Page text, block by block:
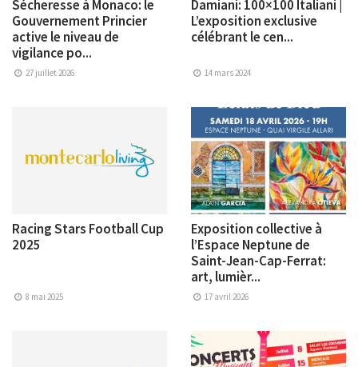
Sécheresse à Monaco: le
Gouvernement Princier
active le niveau de
vigilance po...
27 juillet 2026
Damiani: 100×100 Italiani |
L’exposition exclusive
célébrant le cen...
14 mars 2024
Racing Stars Football Cup
2025
8 mai 2025
Exposition collective à
l’Espace Neptune de
Saint-Jean-Cap-Ferrat:
art, lumièr...
17 avril 2026